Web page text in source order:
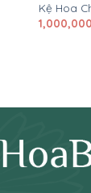
Kệ Hoa
1,000,000